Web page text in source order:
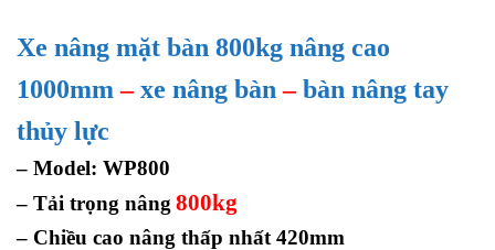
Xe nâng mặt bàn 800kg nâng cao
1000mm –xe nâng bàn –bàn nâng tay
thủy lực
– Model: WP800
– Tải trọng nâng 800kg
– Chiều cao nâng thấp nhất 420mm